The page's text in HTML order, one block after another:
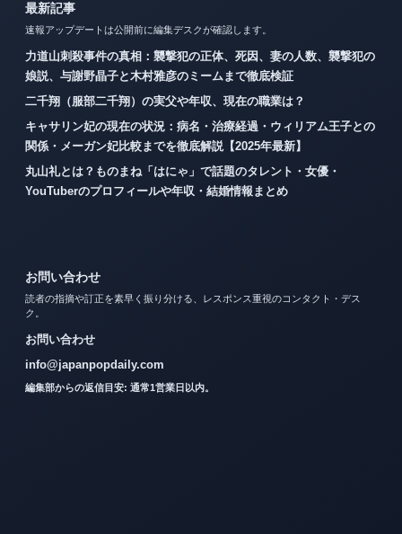
最新記事
速報アップデートは公開前に編集デスクが確認します。
力道山刺殺事件の真相：襲撃犯の正体、死因、妻の人数、襲撃犯の
娘説、与謝野晶子と木村雅彦のミームまで徹底検証
二千翔（服部二千翔）の実父や年収、現在の職業は？
キャサリン妃の現在の状況：病名・治療経過・ウィリアム王子との
関係・メーガン妃比較までを徹底解説【2025年最新】
丸山礼とは？ものまね「はにゃ」で話題のタレント・女優・
YouTuberのプロフィールや年収・結婚情報まとめ
お問い合わせ
読者の指摘や訂正を素早く振り分ける、レスポンス重視のコンタクト・デス
ク。
お問い合わせ
info@japanpopdaily.com
編集部からの返信目安: 通常1営業日以内。